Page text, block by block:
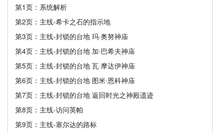
第1页：系统解析
第2页：主线-希卡之石的指示地
第3页：主线-封锁的台地 玛·奥努神庙
第4页：主线-封锁的台地 加·巴希夫神庙
第5页：主线-封锁的台地 瓦·摩达伊神庙
第6页：主线-封锁的台地 图米·恩科神庙
第7页：主线-封锁的台地 返回时光之神殿遗迹
第8页：主线-访问英帕
第9页：主线-塞尔达的路标